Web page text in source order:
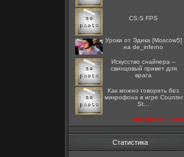
CS:S FPS
Уроки от Эдика [Moscow5]
на de_inferno
Искусство снайпера –
свинцовый привет для
врага
Как можно говорить без
микрофона в игре Counter
St...
посмотреть все
Статистика